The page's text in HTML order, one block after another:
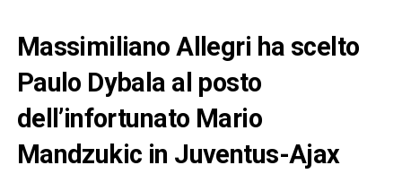
Massimiliano Allegri ha scelto
Paulo Dybala al posto
dell’infortunato Mario
Mandzukic in Juventus-Ajax